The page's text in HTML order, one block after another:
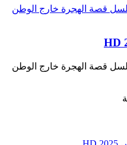
قصة الهجرة خارج الوطن
قصة الهجرة خارج الوطن